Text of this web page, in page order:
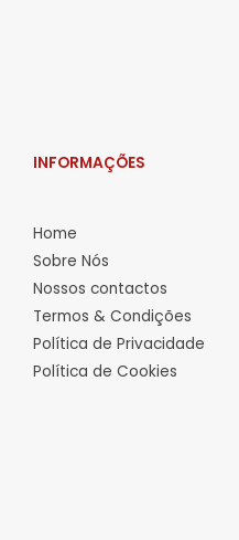
INFORMAÇÕES
Home
Sobre Nós
Nossos contactos
Termos & Condições
Política de Privacidade
Política de Cookies